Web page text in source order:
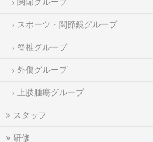
スポーツ・関節鏡グループ
脊椎グループ
外傷グループ
上肢腫瘍グループ
スタッフ
研修